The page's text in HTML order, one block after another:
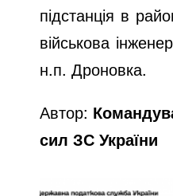
підстанція в
військова
н.п. Дроновка.
Автор:
сил ЗС України